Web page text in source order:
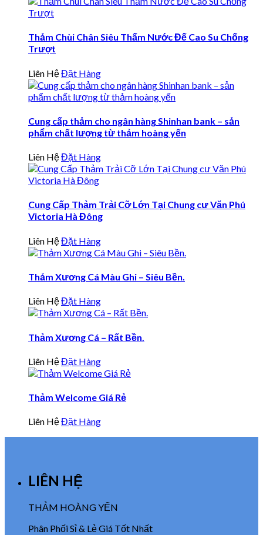
Thảm Chùi Chân Siêu Thấm Nước Đế Cao Su Chống
Trượt
Liên HệĐặt Hàng
Cung cấp thảm cho ngân hàng Shinhan bank – sản
phẩm chất lượng từ thảm hoàng yến
Liên HệĐặt Hàng
Cung Cấp Thảm Trải Cỡ Lớn Tại Chung cư Văn Phú
Victoria Hà Đông
Liên HệĐặt Hàng
Thảm Xương Cá Màu Ghi – Siêu Bền.
Liên HệĐặt Hàng
Thảm Xương Cá – Rất Bền.
Liên HệĐặt Hàng
Thảm Welcome Giá Rẻ
Liên HệĐặt Hàng
LIÊN HỆ
THẢM HOÀNG YẾN
Phân Phối Sỉ & Lẻ Giá Tốt Nhất